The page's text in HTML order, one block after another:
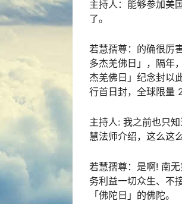
主持人：能够参加美
了。
若慧孺尊：的确很厉
多杰羌佛日」，隔年
杰羌佛日」纪念封以
行首日封，全球限量
主持人: 我之前也只
慧法师介绍，这么这
若慧孺尊：是啊! 南
务利益一切众生、不
「佛陀日」的佛陀。